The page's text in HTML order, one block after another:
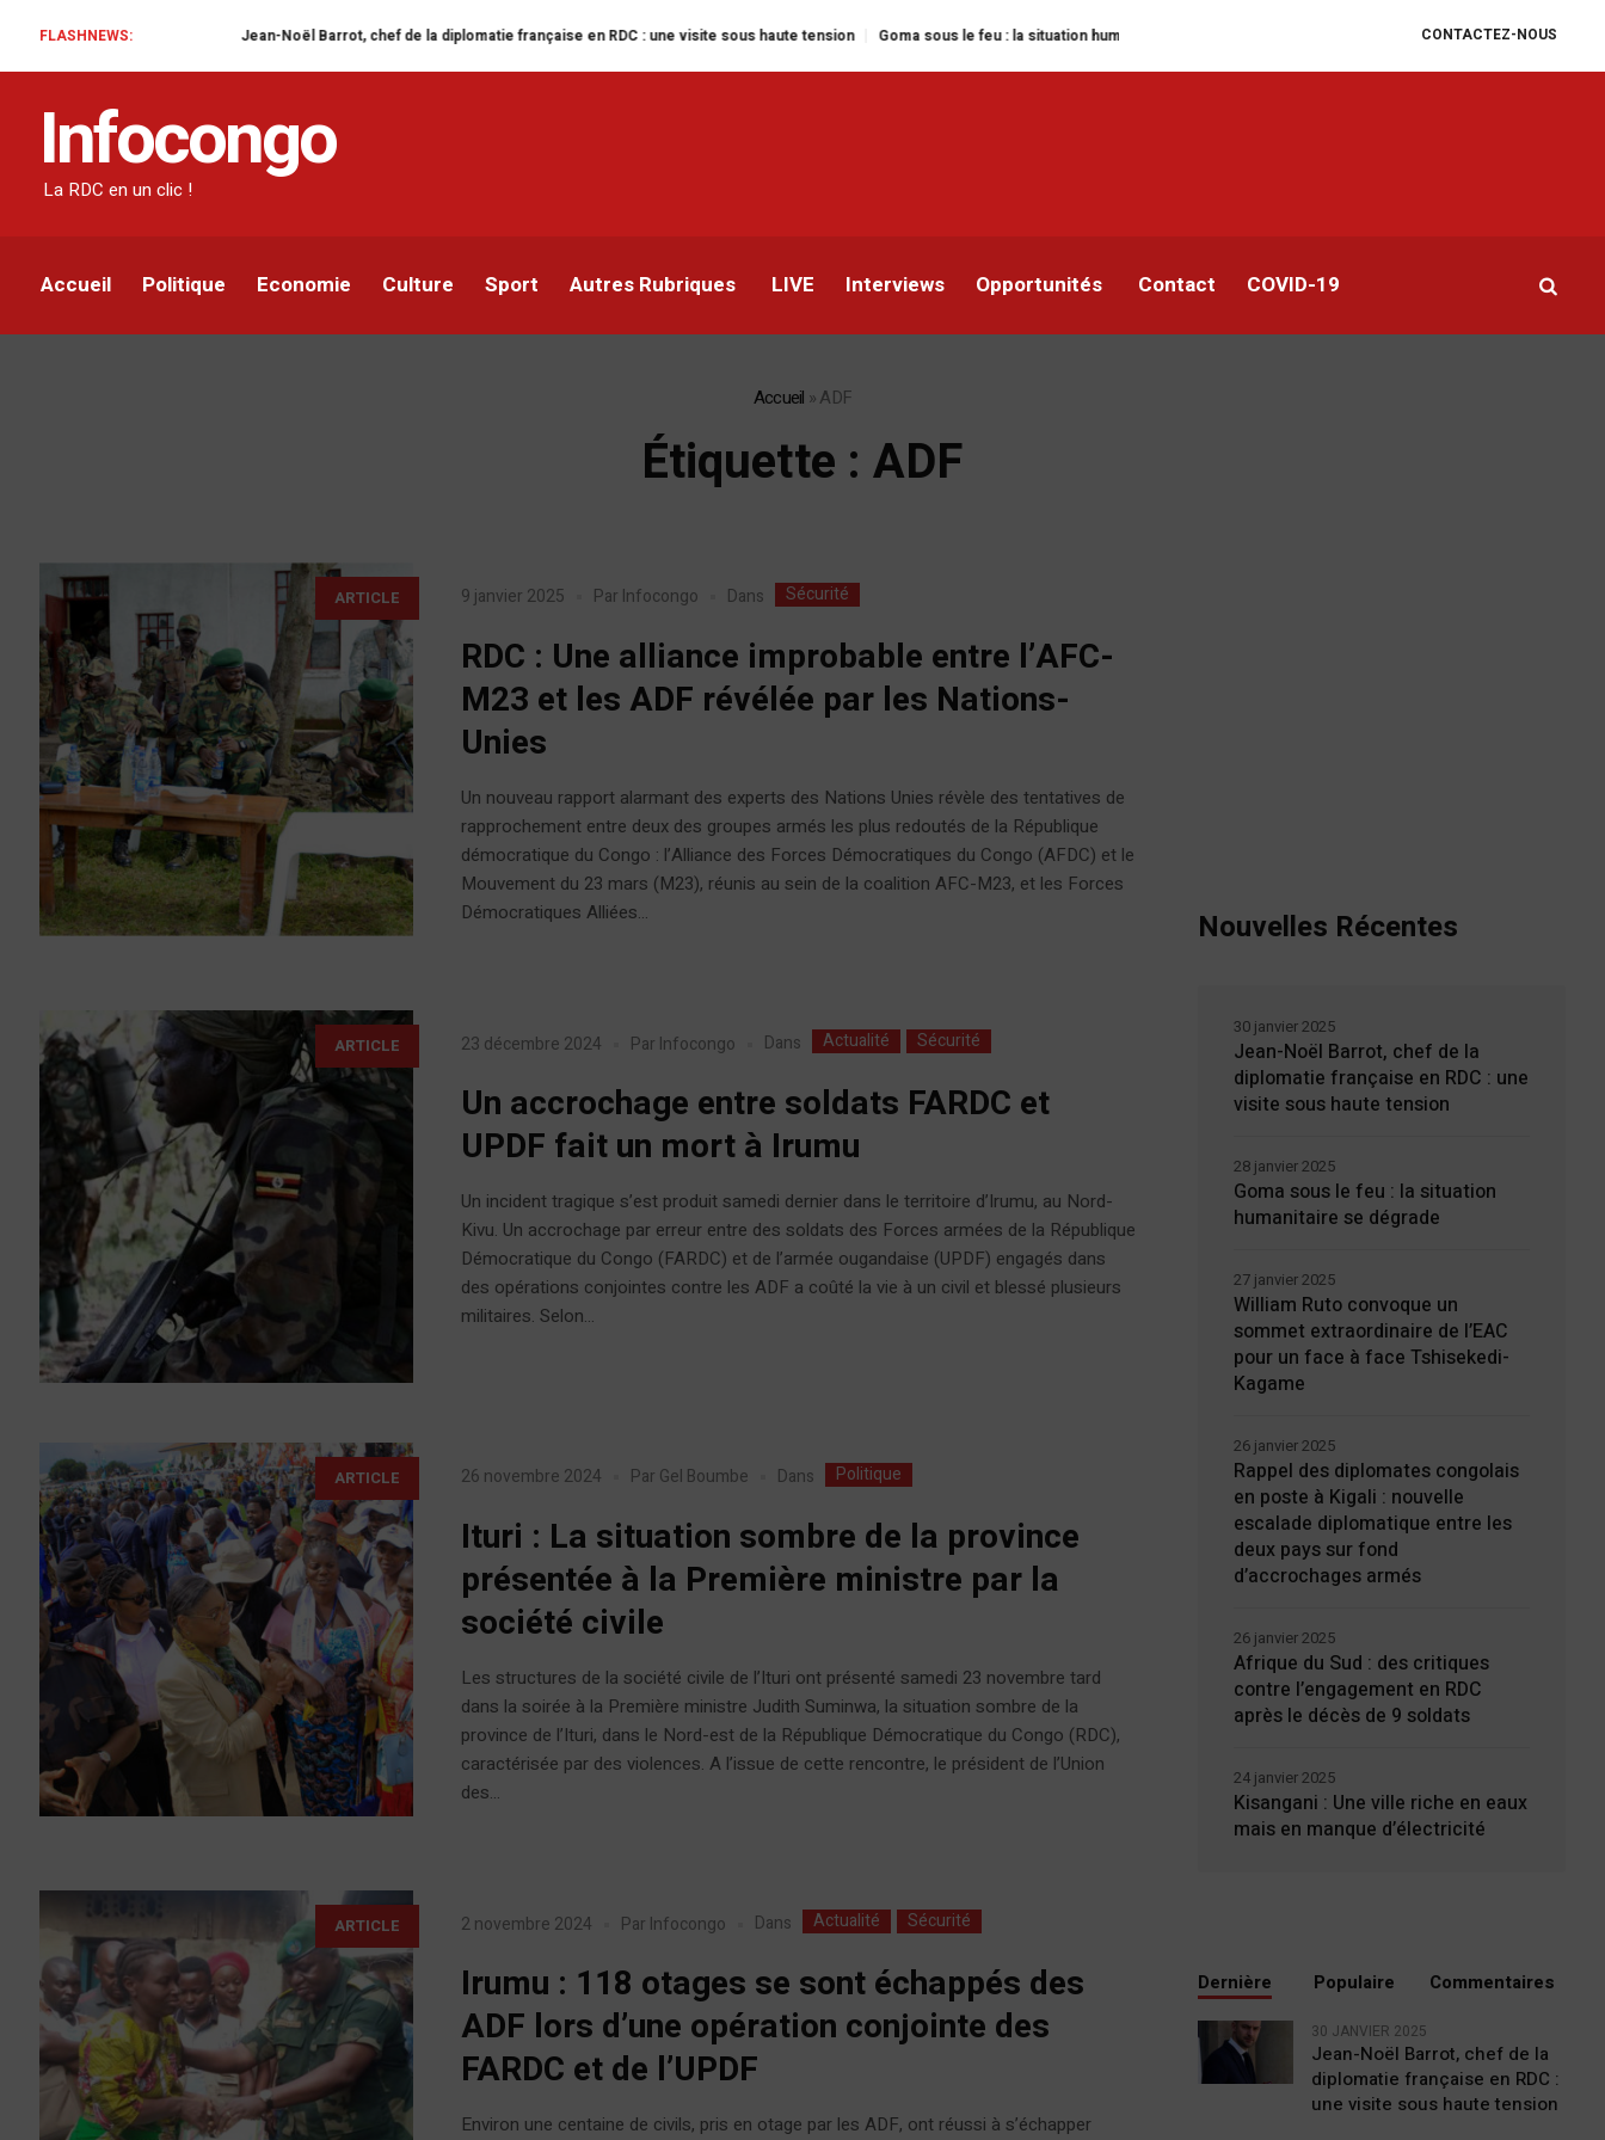
CONTACTEZ-NOUS
FLASHNEWS:Jean-Noël Barrot, chef de la diplomatie française en RDC : une visite sous haute tension Goma sous le feu : la situation humanitaire se dégrade William Ruto convoque un sommet extraordinaire de l’EAC pour un
Infocongo
La RDC en un clic !
Accueil Politique Economie Culture Sport Autres Rubriques LIVE Interviews Opportunités Contact COVID-19
Accueil »ADF
Étiquette :ADF
ARTICLE 9 janvier 2025 Par Infocongo Dans Sécurité
RDC : Une alliance improbable entre l’AFC-
M23 et les ADF révélée par les Nations-
Unies
Un nouveau rapport alarmant des experts des Nations Unies révèle des tentatives de
rapprochement entre deux des groupes armés les plus redoutés de la République
démocratique du Congo : l’Alliance des Forces Démocratiques du Congo (AFDC) et le
Mouvement du 23 mars (M23), réunis au sein de la coalition AFC-M23, et les Forces
Démocratiques Alliées...
ARTICLE 23 décembre 2024 Par Infocongo Dans Actualité Sécurité
Un accrochage entre soldats FARDC et
UPDF fait un mort à Irumu
Un incident tragique s’est produit samedi dernier dans le territoire d’Irumu, au Nord-
Kivu. Un accrochage par erreur entre des soldats des Forces armées de la République
Démocratique du Congo (FARDC) et de l’armée ougandaise (UPDF) engagés dans
des opérations conjointes contre les ADF a coûté la vie à un civil et blessé plusieurs
militaires. Selon...
ARTICLE 26 novembre 2024 Par Gel Boumbe Dans Politique
Ituri : La situation sombre de la province
présentée à la Première ministre par la
société civile
Les structures de la société civile de l’Ituri ont présenté samedi 23 novembre tard
dans la soirée à la Première ministre Judith Suminwa, la situation sombre de la
province de l’Ituri, dans le Nord-est de la République Démocratique du Congo (RDC),
caractérisée par des violences. A l’issue de cette rencontre, le président de l’Union
des...
ARTICLE 2 novembre 2024 Par Infocongo Dans Actualité Sécurité
Irumu : 118 otages se sont échappés des
ADF lors d’une opération conjointe des
FARDC et de l’UPDF
Environ une centaine de civils, pris en otage par les ADF, ont réussi à s’échapper
Nouvelles Récentes
Jean-Noël Barrot, chef de la
diplomatie française en RDC : une
visite sous haute tension
30 janvier 2025
Goma sous le feu : la situation
humanitaire se dégrade
28 janvier 2025
William Ruto convoque un
sommet extraordinaire de l’EAC
pour un face à face Tshisekedi-
Kagame
27 janvier 2025
Rappel des diplomates congolais
en poste à Kigali : nouvelle
escalade diplomatique entre les
deux pays sur fond
d’accrochages armés
26 janvier 2025
Afrique du Sud : des critiques
contre l’engagement en RDC
après le décès de 9 soldats
26 janvier 2025
Kisangani : Une ville riche en eaux
mais en manque d’électricité
24 janvier 2025
Dernière Populaire Commentaires
30 JANVIER 2025
Jean-Noël Barrot, chef de la
diplomatie française en RDC :
une visite sous haute tension